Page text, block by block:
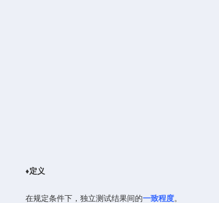
♦定义
在规定条件下，独立测试结果间的一致程度。